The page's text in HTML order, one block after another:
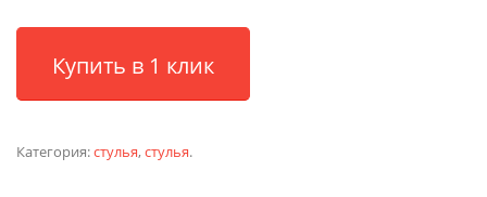
Купить в 1 клик
Категория:стулья,стулья.